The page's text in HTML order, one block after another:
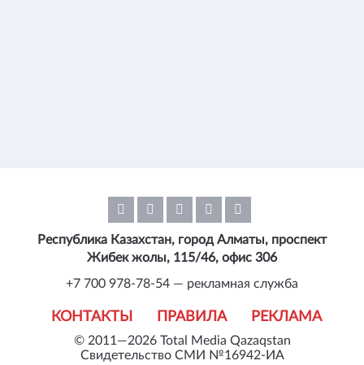
© 2011—2026 Total Media Qazaqstan
Свидетельство СМИ №16942-ИА
КОНТАКТЫ ПРАВИЛА РЕКЛАМА
Республика Казахстан, город Алматы, проспект
Жибек жолы, 115/46, офис 306
+7 700 978-78-54 — рекламная служба